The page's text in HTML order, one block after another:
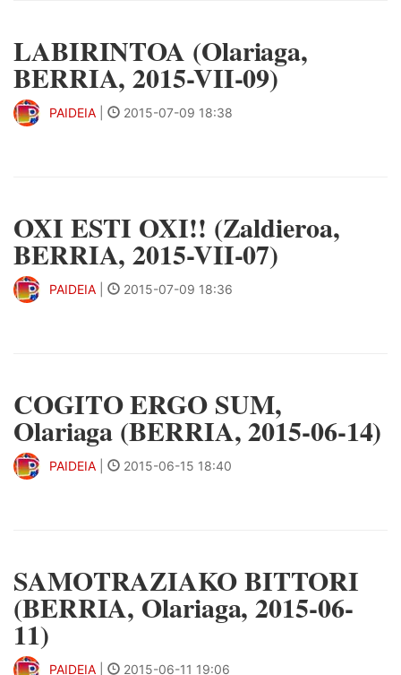
LABIRINTOA (Olariaga,
BERRIA, 2015-VII-09)
PAIDEIA 2015-07-09 18:38
OXI ESTI OXI!! (Zaldieroa,
BERRIA, 2015-VII-07)
PAIDEIA 2015-07-09 18:36
COGITO ERGO SUM,
Olariaga (BERRIA, 2015-06-14)
PAIDEIA 2015-06-15 18:40
SAMOTRAZIAKO BITTORI
(BERRIA, Olariaga, 2015-06-
11)
PAIDEIA 2015-06-11 19:06